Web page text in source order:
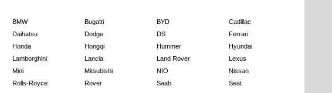
BMW Bugatti BYD
Cadillac
Daihatsu Dodge DS
Ferrari
Honda Hongqi Hummer
Hyundai
Lamborghini Lancia Land Rover
Lexus
Mini Mitsubishi NIO
Nissan
Rolls-Royce Rover Saab
Seat